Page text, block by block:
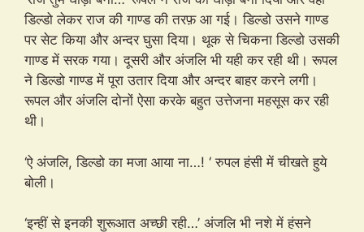
डिल्डो लेकर राज की गाण्ड की तरफ़ आ गई। डिल्डो उसने गाण्ड
पर सेट किया और अन्दर घुसा दिया। थूक से चिकना डिल्डो उसकी
गाण्ड में सरक गया। दूसरी और अंजलि भी यही कर रही थी। रूपल
ने डिल्डो गाण्ड में पूरा उतार दिया और अन्दर बाहर करने लगी।
रूपल और अंजलि दोनों ऐसा करके बहुत उत्तेजना महसूस कर रही
थी।
‘ऐ अंजलि, डिल्डो का मजा आया ना…! ‘ रुपल हंसी में चीखते हुये
बोली।
‘इन्हीं से इनकी शुरूआत अच्छी रही…’ अंजलि भी नशे में हंसने